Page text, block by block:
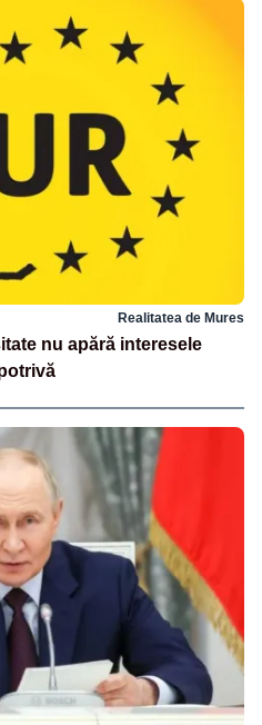
Realitatea de Mures
nu apără interesele